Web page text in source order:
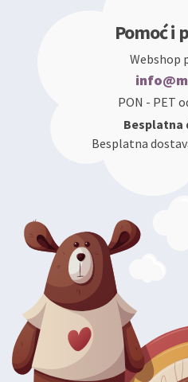
Pomoć i
Webshop
PON - PET
Besplatna
Besplatna